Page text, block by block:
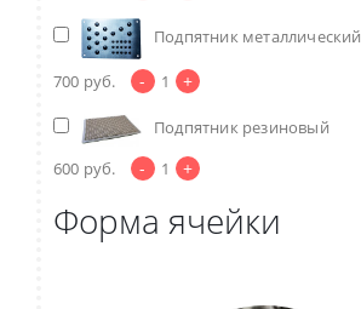
Подпятник металлический
700 руб. - 1 +
Подпятник резиновый
600 руб. - 1 +
Форма ячейки